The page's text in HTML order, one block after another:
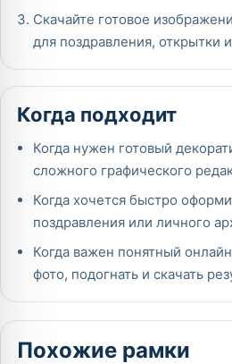
Скачайте готовое
для поздравления, открытки
Когда подходит
Когда нужен готовый
сложного графического
Когда хочется быстро
поздравления или личного
Когда важен понятный
фото, подогнать и скачать
Похожие рамки